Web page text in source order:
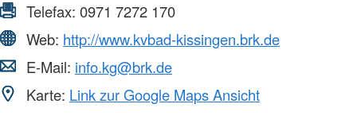
Telefax: 0971 7272 170
Web: http://www.kvbad-kissingen.brk.de
E-Mail: info.kg@brk.de
Karte: Link zur Google Maps Ansicht